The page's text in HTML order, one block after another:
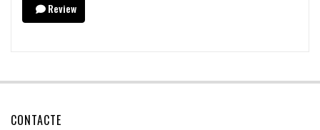
Review
CONTACTE